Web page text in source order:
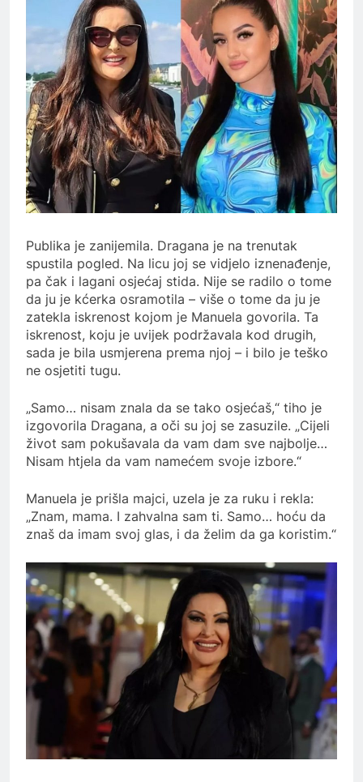
Publika je zanijemila. Dragana je na trenutak
spustila pogled. Na licu joj se vidjelo iznenađenje,
pa čak i lagani osjećaj stida. Nije se radilo o tome
da ju je kćerka osramotila – više o tome da ju je
zatekla iskrenost kojom je Manuela govorila. Ta
iskrenost, koju je uvijek podržavala kod drugih,
sada je bila usmjerena prema njoj – i bilo je teško
ne osjetiti tugu.
„Samo… nisam znala da se tako osjećaš,“ tiho je
izgovorila Dragana, a oči su joj se zasuzile. „Cijeli
život sam pokušavala da vam dam sve najbolje…
Nisam htjela da vam namećem svoje izbore.“
Manuela je prišla majci, uzela je za ruku i rekla:
„Znam, mama. I zahvalna sam ti. Samo… hoću da
znaš da imam svoj glas, i da želim da ga koristim.“